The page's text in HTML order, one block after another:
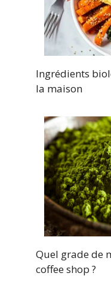
Ingrédients
la maison
Quel grade de
coffee shop ?